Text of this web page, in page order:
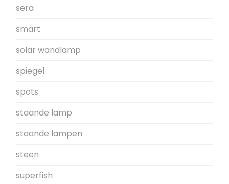
sera
smart
solar wandlamp
spiegel
spots
staande lamp
staande lampen
steen
superfish